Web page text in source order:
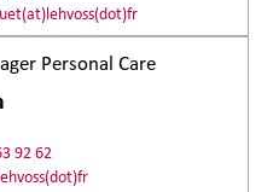
Personal Care
92 62